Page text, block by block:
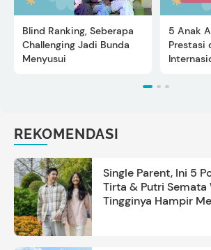
Blind Ranking, Seberapa
Challenging Jadi Bunda
Menyusui
5 Anak
Prestasi
REKOMENDASI
Single Parent, Ini 5
Tirta & Putri Semata
Tingginya Hampir